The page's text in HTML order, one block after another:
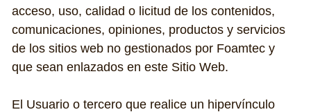
acceso, uso, calidad o licitud de los contenidos,
comunicaciones, opiniones, productos y servicios
de los sitios web no gestionados por Foamtec y
que sean enlazados en este Sitio Web.
El Usuario o tercero que realice un hipervínculo